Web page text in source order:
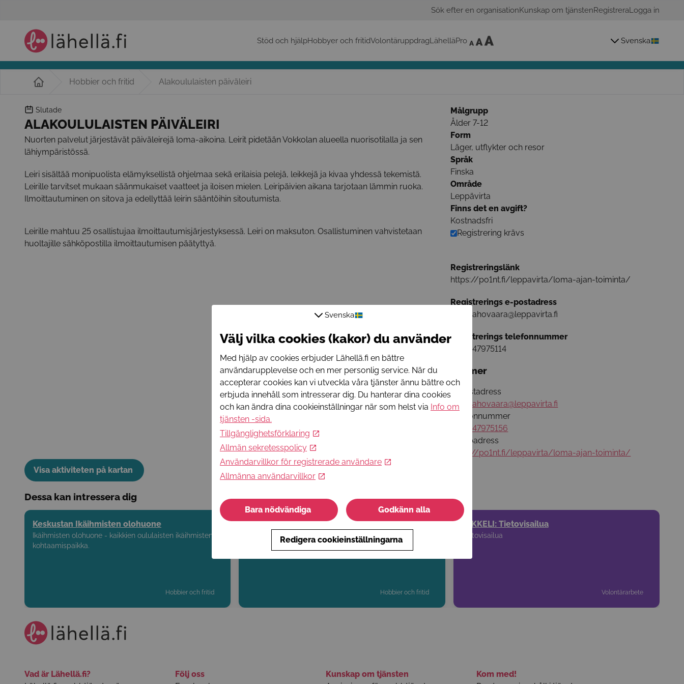
Sök efter en organisationKunskap om tjänstenRegistreraLogga in
Stöd och hjälpHobbyer och fritidVolontäruppdragLähelläPro Svenska
Hobbier och fritid Alakoululaisten päiväleiri
Slutade
ALAKOULULAISTEN PÄIVÄLEIRI
Nuorten palvelut järjestävät päiväleirejä loma-aikoina. Leirit pidetään Vokkolan alueella nuorisotilalla ja sen
lähiympäristössä.
Leiri sisältää monipuolista elämyksellistä ohjelmaa sekä erilaisia pelejä, leikkejä ja kivaa yhdessä tekemistä.
Leirille tarvitset mukaan säänmukaiset vaatteet ja iloisen mielen. Leiripäivien aikana tarjotaan lämmin ruoka.
Ilmoittautuminen on sitova ja edellyttää leirin sääntöihin sitoutumista.
Leirille mahtuu 25 osallistujaa ilmoittautumisjärjestyksessä. Leiri on maksuton. Osallistuminen vahvistetaan
huoltajille sähköpostilla ilmoittautumisen päätyttyä.
Målgrupp
Ålder 7-12
Form
Läger, utflykter och resor
Språk
Finska
Område
Leppävirta
Finns det en avgift?
Kostnadsfri
Registrering krävs
Registreringslänk
https://po1nt.fi/leppavirta/loma-ajan-toiminta/
Registrerings e-postadress
janne.ahovaara@leppavirta.fi
Registrerings telefonnummer
+358447975114
Läs mer
E-postadress
janne.ahovaara@leppavirta.fi
Telefonnummer
+358447975156
Webbadress
https://po1nt.fi/leppavirta/loma-ajan-toiminta/
Visa aktiviteten på kartan
Dessa kan intressera dig
Keskustan Ikäihmisten olohuone
Ikäihmisten olohuone - kaikkien oululaisten ikäihmisten
kohtaamispaikka.
Hobbier och fritid
Luova lava - päiväleiri
Luova lava -tanssileirillä on luvassa vauhdikkaita
tanssitunteja, showtanssista lattareihin ja
Hobbier och fritid
MIKKELI: Tietovisailua
Tietovisailua
Volontärarbete
Vad är Lähellä.fi?
Följ oss
Kunskap om tjänsten
Kom med!
Svenska
Välj vilka cookies (kakor) du använder
Med hjälp av cookies erbjuder Lähellä.fi en bättre
användarupplevelse och en mer personlig service. När du
accepterar cookies kan vi utveckla våra tjänster ännu bättre och
erbjuda innehåll som intresserar dig. Du hanterar dina cookies
och kan ändra dina cookieinställningar när som helst via Info om
tjänsten -sida.
Tillgänglighetsförklaring
Allmän sekretesspolicy
Användarvillkor för registrerade användare
Allmänna användarvillkor
Bara nödvändiga Godkänn alla
Redigera cookieinställningarna